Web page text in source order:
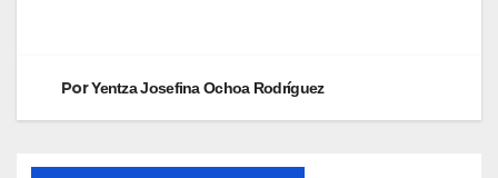
PorYentza Josefina Ochoa Rodríguez